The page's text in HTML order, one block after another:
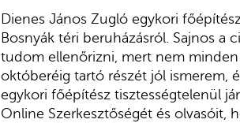
Dienes János Zugló egykori
Bosnyák téri beruházásról. Sajnos a
tudom ellenőrizni, mert nem
októberéig tartó részét jól ismerem,
egykori főépítész tisztességtelenül
Online Szerkesztőségét és olvasóit,